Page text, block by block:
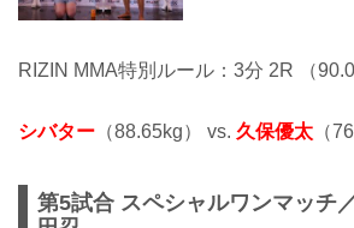
RIZIN MMA特別ルール：3分 2R （
シバター （88.65kg） vs. 久保優太 （
第5試合 スペシャルワンマッチ